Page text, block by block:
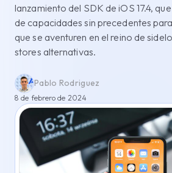
lanzamiento del SDK de iOS 17.4,
de capacidades sin precedentes
que se aventuren en el reino de
stores alternativas.
Pablo Rodriguez
8 de febrero de 2024